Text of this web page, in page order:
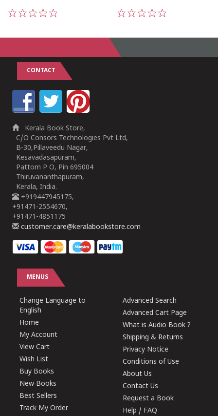
CONTACT
Kerala Book Store,
C/O Consors Technologies Pvt Ltd,
B-30,Pillaveedu Nagar,
Kesavadasapuram,
Pattom P O, Pin 695004
Thiruvananthapuram,
Kerala, India.
+919447945175,
+91471-2554670,
+91471-4851175
customer.care@keralabookstore.com
MENUS
Change Language to
English
Home
My Account
View Cart
Wish List
Buy Books
New Books
Best Sellers
Track My Order
Advanced Search
Advanced Cart Page
What is Audio Book ?
Shipping & Returns
Privacy Notice
Conditions of Use
About Us
Contact Us
Request a Book
Help / FAQ